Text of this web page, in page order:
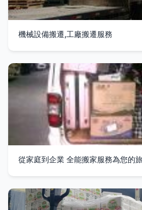
機械設備搬遷,工廠搬遷服務
從家庭到企業 全能搬家服務為您的